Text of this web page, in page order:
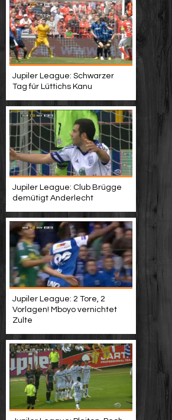
Jupiler League: Schwarzer
Tag für Lüttichs Kanu
Jupiler League: Club Brügge
demütigt Anderlecht
Jupiler League: 2 Tore, 2
Vorlagen! Mboyo vernichtet
Zulte